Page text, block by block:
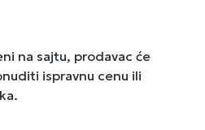
na sajtu, prodavac će
ispravnu cenu ili